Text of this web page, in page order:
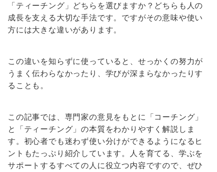
「ティーチング」どちらを選びますか？どちらも人の
成長を支える大切な手法です。ですがその意味や使い
方には大きな違いがあります。
この違いを知らずに使っていると、せっかくの努力が
うまく伝わらなかったり、学びが深まらなかったりす
ることも。
この記事では、専門家の意見をもとに「コーチング」
と「ティーチング」の本質をわかりやすく解説しま
す。初心者でも迷わず使い分けができるようになるヒ
ントもたっぷり紹介しています。人を育てる、学ぶを
サポートするすべての人に役立つ内容ですので、ぜひ